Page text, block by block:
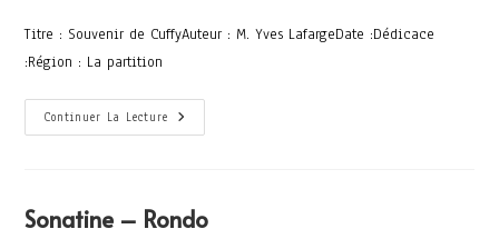
Titre : Souvenir de CuffyAuteur : M. Yves LafargeDate :Dédicace
:Région : La partition
Continuer La Lecture
Sonatine – Rondo